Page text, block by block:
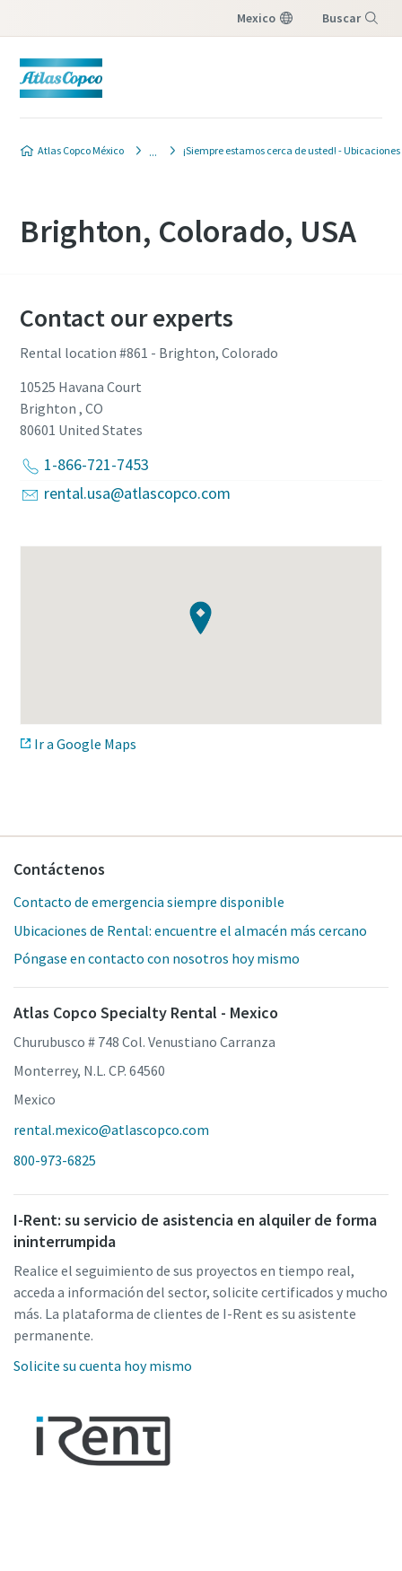
Mexico Buscar
Atlas Copco México ¡Siempre estamos cerca de usted! -
Brighton, Colorado, USA
Contact our experts
Rental location #861 - Brighton, Colorado
10525 Havana Court
Brighton , CO
80601 United States
1-866-721-7453
rental.usa@atlascopco.com
Ir a Google Maps
Contáctenos
Contacto de emergencia siempre disponible
Ubicaciones de Rental: encuentre el almacén más cercano
Póngase en contacto con nosotros hoy mismo
Atlas Copco Specialty Rental - Mexico
Churubusco # 748 Col. Venustiano Carranza
Monterrey, N.L. CP. 64560
Mexico
rental.mexico@atlascopco.com
800-973-6825
I-Rent: su servicio de asistencia en alquiler de forma
ininterrumpida
Realice el seguimiento de sus proyectos en tiempo real,
acceda a información del sector, solicite certificados y mucho
más. La plataforma de clientes de I-Rent es su asistente
permanente.
Solicite su cuenta hoy mismo